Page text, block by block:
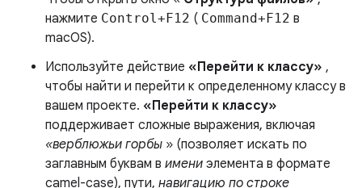
нажмите Control+F12 ( Command+F12 в
macOS).
Используйте действие «Перейти к классу» ,
чтобы найти и перейти к определенному классу в
вашем проекте. «Перейти к классу»
поддерживает сложные выражения, включая
«верблюжьи горбы » (позволяет искать по
заглавным буквам в имени элемента в формате
camel-case), пути, навигацию по строке